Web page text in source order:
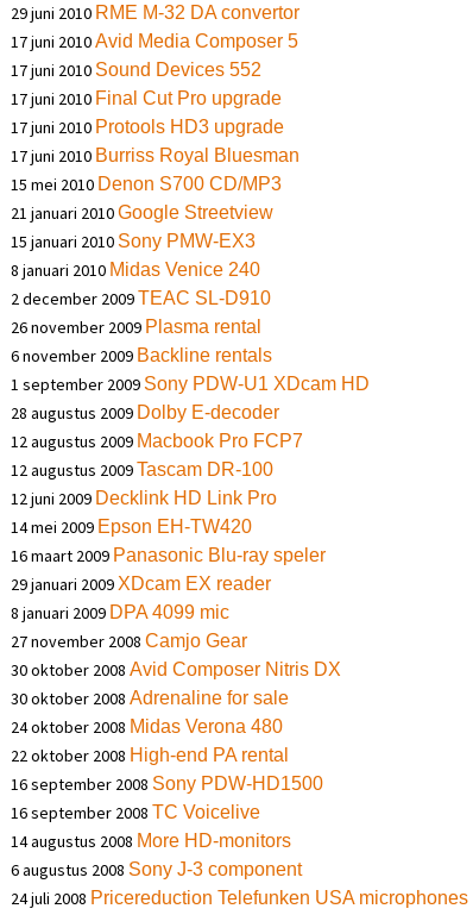
29 juni 2010 RME M-32 DA convertor
17 juni 2010Avid Media Composer 5
17 juni 2010 Sound Devices 552
17 juni 2010 Final Cut Pro upgrade
17 juni 2010 Protools HD3 upgrade
17 juni 2010 Burriss Royal Bluesman
15 mei 2010 Denon S700 CD/MP3
21 januari 2010Google Streetview
15 januari 2010 Sony PMW-EX3
8 januari 2010 Midas Venice 240
2 december 2009TEAC SL-D910
26 november 2009 Plasma rental
6 november 2009 Backline rentals
1 september 2009 Sony PDW-U1 XDcam HD
28 augustus 2009 Dolby E-decoder
12 augustus 2009 Macbook Pro FCP7
12 augustus 2009Tascam DR-100
12 juni 2009 Decklink HD Link Pro
14 mei 2009 Epson EH-TW420
16 maart 2009 Panasonic Blu-ray speler
29 januari 2009 XDcam EX reader
8 januari 2009 DPA 4099 mic
27 november 2008 Camjo Gear
30 oktober 2008 Avid Composer Nitris DX
30 oktober 2008 Adrenaline for sale
24 oktober 2008 Midas Verona 480
22 oktober 2008 High-end PA rental
16 september 2008 Sony PDW-HD1500
16 september 2008 TC Voicelive
14 augustus 2008 More HD-monitors
6 augustus 2008 Sony J-3 component
24 juli 2008 Pricereduction Telefunken USA microphones